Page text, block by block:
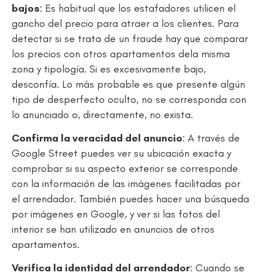
bajos: Es habitual que los estafadores utilicen el
gancho del precio para atraer a los clientes. Para
detectar si se trata de un fraude hay que comparar
los precios con otros apartamentos dela misma
zona y tipología. Si es excesivamente bajo,
desconfía. Lo más probable es que presente algún
tipo de desperfecto oculto, no se corresponda con
lo anunciado o, directamente, no exista.
Confirma la veracidad del anuncio: A través de
Google Street puedes ver su ubicación exacta y
comprobar si su aspecto exterior se corresponde
con la información de las imágenes facilitadas por
el arrendador. También puedes hacer una búsqueda
por imágenes en Google, y ver si las fotos del
interior se han utilizado en anuncios de otros
apartamentos.
Verifica la identidad del arrendador: Cuando se